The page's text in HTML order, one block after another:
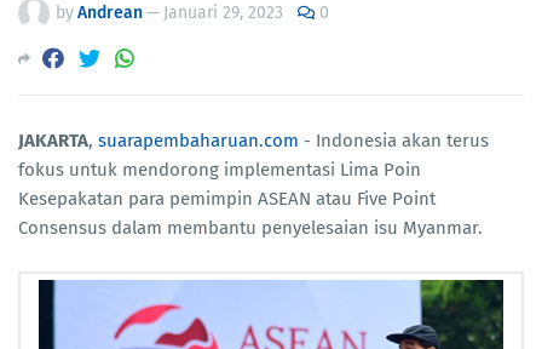
byAndrean— Januari 29, 2023 0
JAKARTA, suarapembaharuan.com - Indonesia akan terus
fokus untuk mendorong implementasi Lima Poin
Kesepakatan para pemimpin ASEAN atau Five Point
Consensus dalam membantu penyelesaian isu Myanmar.